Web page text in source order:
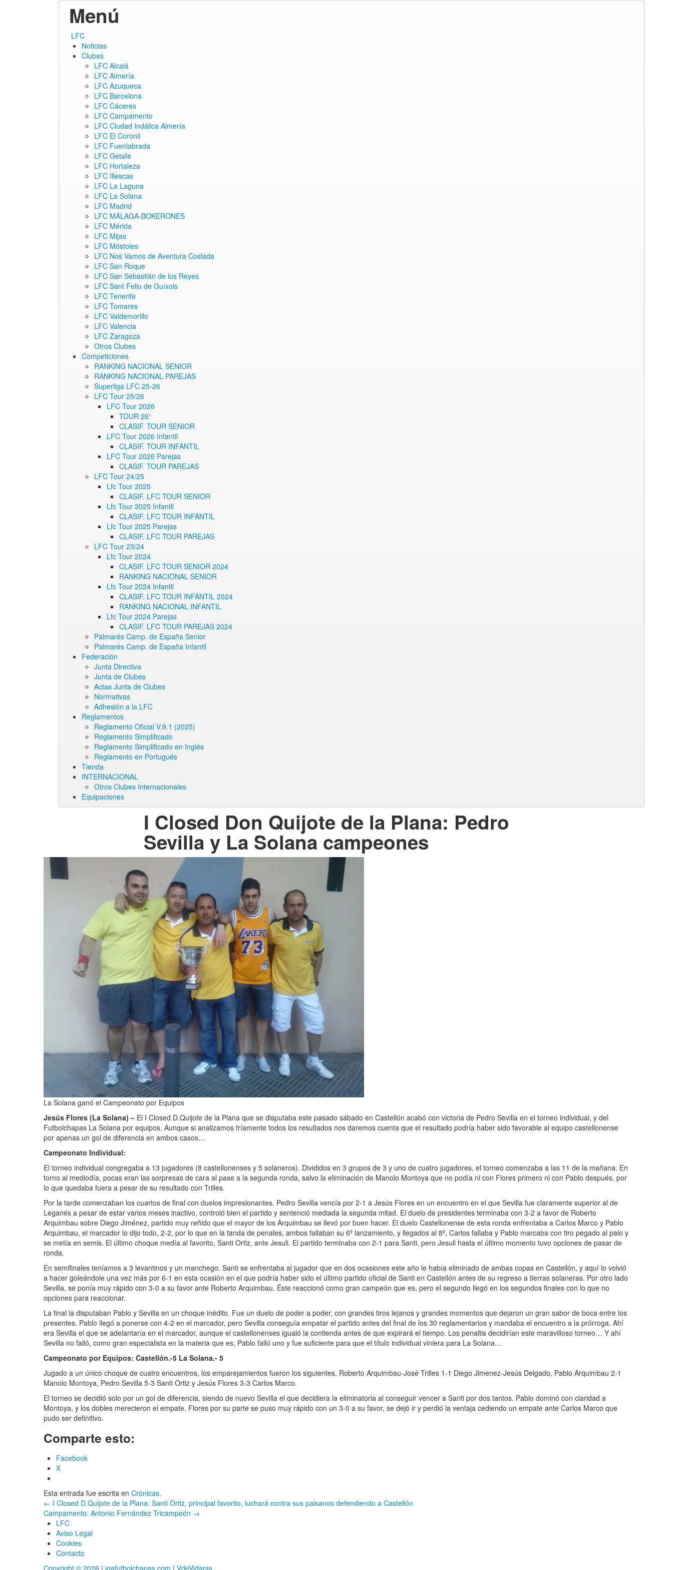
Menú
ir
al
contenido
LFC
Noticias
Clubes
LFC Alcalá
LFC Almería
LFC Azuqueca
LFC Barcelona
LFC Cáceres
LFC Campamento
LFC Ciudad Indálica Almería
LFC El Coronil
LFC Fuenlabrada
LFC Getafe
LFC Hortaleza
LFC Illescas
LFC La Laguna
LFC La Solana
LFC Madrid
LFC MÁLAGA-BOKERONES
LFC Mérida
LFC Mijas
LFC Móstoles
LFC Nos Vamos de Aventura Coslada
LFC San Roque
LFC San Sebastián de los Reyes
LFC Sant Feliu de Guíxols
LFC Tenerife
LFC Tomares
LFC Valdemorillo
LFC Valencia
LFC Zaragoza
Otros Clubes
Competiciones
RANKING NACIONAL SENIOR
RANKING NACIONAL PAREJAS
Superliga LFC 25-26
LFC Tour 25/26
LFC Tour 2026
TOUR 26′
CLASIF. TOUR SENIOR
LFC Tour 2026 Infantil
CLASIF. TOUR INFANTIL
LFC Tour 2026 Parejas
CLASIF. TOUR PAREJAS
LFC Tour 24/25
Lfc Tour 2025
CLASIF. LFC TOUR SENIOR
Lfc Tour 2025 Infantil
CLASIF. LFC TOUR INFANTIL
Lfc Tour 2025 Parejas
CLASIF. LFC TOUR PAREJAS
LFC Tour 23/24
Lfc Tour 2024
CLASIF. LFC TOUR SENIOR 2024
RANKING NACIONAL SENIOR
Lfc Tour 2024 Infantil
CLASIF. LFC TOUR INFANTIL 2024
RANKING NACIONAL INFANTIL
Lfc Tour 2024 Parejas
CLASIF. LFC TOUR PAREJAS 2024
Palmarés Camp. de España Senior
Palmarés Camp. de España Infantil
Federación
Junta Directiva
Junta de Clubes
Actas Junta de Clubes
Normativas
Adhesión a la LFC
Reglamentos
Reglamento Oficial V.9.1 (2025)
Reglamento Simplificado
Reglamento Simplificado en Inglés
Reglamento en Portugués
Tienda
INTERNACIONAL
Otros Clubes Internacionales
Equipaciones
I Closed Don Quijote de la Plana: Pedro
Sevilla y La Solana campeones
La Solana ganó el Campeonato por Equipos
Jesús Flores (La Solana) – El I Closed D.Quijote de la Plana que se disputaba este pasado sábado en Castellón acabó con victoria de Pedro Sevilla en el torneo individual, y del
Futbolchapas La Solana por equipos. Aunque si analizamos fríamente todos los resultados nos daremos cuenta que el resultado podría haber sido favorable al equipo castellonense
por apenas un gol de diferencia en ambos casos…
Campeonato Individual:
El torneo individual congregaba a 13 jugadores (8 castellonenses y 5 solaneros). Divididos en 3 grupos de 3 y uno de cuatro jugadores, el torneo comenzaba a las 11 de la mañana. En
torno al mediodía, pocas eran las sorpresas de cara al pase a la segunda ronda, salvo la eliminación de Manolo Montoya que no podía ni con Flores primero ni con Pablo después, por
lo que quedaba fuera a pesar de su resultado con Trilles.
Por la tarde comenzaban los cuartos de final con duelos impresionantes. Pedro Sevilla vencía por 2-1 a Jesús Flores en un encuentro en el que Sevilla fue claramente superior al de
Leganés a pesar de estar varios meses inactivo, controló bien el partido y sentenció mediada la segunda mitad. El duelo de presidentes terminaba con 3-2 a favor de Roberto
Arquimbau sobre Diego Jiménez, partido muy reñido que el mayor de los Arquimbau se llevó por buen hacer. El duelo Castellonense de esta ronda enfrentaba a Carlos Marco y Pablo
Arquimbau, el marcador lo dijo todo, 2-2, por lo que en la tanda de penales, ambos fallaban su 6º lanzamiento, y llegados al 8º, Carlos fallaba y Pablo marcaba con tiro pegado al palo y
se metía en semis. El último choque medía al favorito, Santi Ortiz, ante Jesuli. El partido terminaba con 2-1 para Santi, pero Jesuli hasta el último momento tuvo opciones de pasar de
ronda.
En semifinales teníamos a 3 levantinos y un manchego. Santi se enfrentaba al jugador que en dos ocasiones este año le había eliminado de ambas copas en Castellón, y aquí lo volvió
a hacer goleándole una vez más por 6-1 en esta ocasión en el que podría haber sido el último partido oficial de Santi en Castellón antes de su regreso a tierras solaneras. Por otro lado
Sevilla, se ponía muy rápido con 3-0 a su favor ante Roberto Arquimbau. Éste reaccionó como gran campeón que es, pero el segundo llegó en los segundos finales con lo que no
opciones para reaccionar.
La final la disputaban Pablo y Sevilla en un choque inédito. Fue un duelo de poder a poder, con grandes tiros lejanos y grandes momentos que dejaron un gran sabor de boca entre los
presentes. Pablo llegó a ponerse con 4-2 en el marcador, pero Sevilla conseguía empatar el partido antes del final de los 30 reglamentarios y mandaba el encuentro a la prórroga. Ahí
era Sevilla el que se adelantaría en el marcador, aunque el castellonenses igualó la contienda antes de que expirará el tiempo. Los penaltis decidirían este maravilloso torneo… Y ahí
Sevilla no falló, como gran especialista en la materia que es, Pablo falló uno y fue suficiente para que el título individual viniera para La Solana…
Campeonato por Equipos: Castellón.-5 La Solana.- 5
Jugado a un único choque de cuatro encuentros, los emparejamientos fueron los siguientes, Roberto Arquimbau-José Trilles 1-1 Diego Jimenez-Jesús Delgado, Pablo Arquimbau 2-1
Manolo Montoya, Pedro Sevilla 5-3 Santi Ortiz y Jesús Flores 3-3 Carlos Marco.
El torneo se decidió solo por un gol de diferencia, siendo de nuevo Sevilla el que decidiera la eliminatoria al conseguir vencer a Santi por dos tantos. Pablo dominó con claridad a
Montoya, y los dobles merecieron el empate. Flores por su parte se puso muy rápido con un 3-0 a su favor, se dejó ir y perdió la ventaja cediendo un empate ante Carlos Marco que
pudo ser definitivo.
Comparte esto:
Facebook
X
Esta entrada fue escrita en Crónicas.
Navegación
por
entrada
← I Closed D.Quijote de la Plana: Santi Ortiz, principal favorito, luchará contra sus paisanos defendiendo a Castellón
Campamento: Antonio Fernández Tricampeón →
LFC
Aviso Legal
Cookies
Contacto
Copyright © 2026 Ligafutbolchapas.com | VdeVidania